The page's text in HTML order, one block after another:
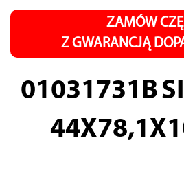
ZAMÓW
Z GWARANCJĄ
01031731B